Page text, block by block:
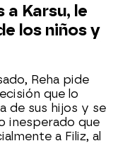
a Karsu, le
los niños y
Reha pide
que lo
de sus hijos y se
inesperado que
a Filiz, al